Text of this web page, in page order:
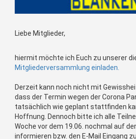
Liebe Mitglieder,
hiermit möchte ich Euch zu unserer
Mitgliederversammlung einladen.
Derzeit kann noch nicht mit
dass der Termin wegen der Corona
tatsächlich wie geplant stattfinden
Hoffnung. Dennoch bitte ich alle
Woche vor dem 19.06. nochmal auf
informieren bzw. den E-Mail Eingang